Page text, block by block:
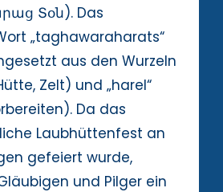
Տօն). Das
„taghawaraharats“
aus den Wurzeln
Zelt) und „harel“
Da das
Laubhüttenfest an
gefeiert wurde,
und Pilger ein